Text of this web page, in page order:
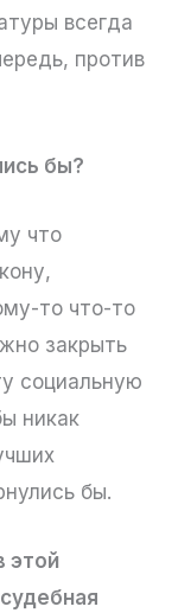
всегда
против
бы?
что
то что-то
закрыть
социальную
никак
бы.
этой